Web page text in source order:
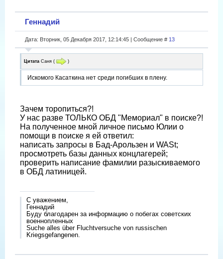
Геннадий
Дата: Вторник, 05 Декабря 2017, 12:14:45 | Сообщение # 13
Цитата Саня ( )
Искомого Касаткина нет среди погибших в плену.
Зачем торопиться?!
У нас разве ТОЛЬКО ОБД "Мемориал" в поиске?!
На полученное мной личное письмо Юлии о
помощи в поиске я ей ответил:
написать запросы в Бад-Арользен и WASt;
просмотреть базы данных концлагерей;
проверить написание фамилии разыскиваемого
в ОБД латиницей.
С уважением,
Геннадий
Буду благодарен за информацию о побегах советских
военнопленных
Suche alles über Fluchtversuche von russischen
Kriegsgefangenen.